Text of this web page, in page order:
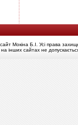
Мокіна Б.І. Усі права
інших сайтах не